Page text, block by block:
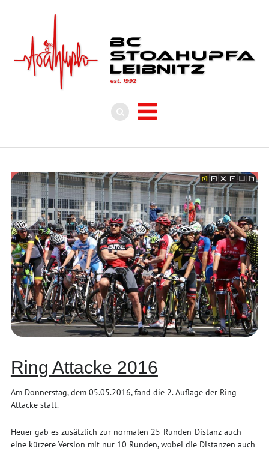
Ring Attacke 2016
Am Donnerstag, dem 05.05.2016, fand die 2. Auflage der Ring
Attacke statt.
Heuer gab es zusätzlich zur normalen 25-Runden-Distanz auch
eine kürzere Version mit nur 10 Runden, wobei die Distanzen auch